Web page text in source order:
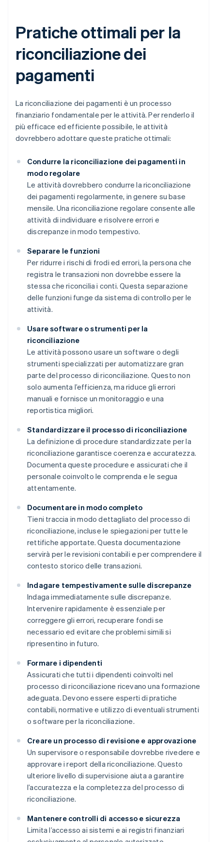
Pratiche ottimali per la
riconciliazione dei
pagamenti
La riconciliazione dei pagamenti è un processo
finanziario fondamentale per le attività. Per renderlo il
più efficace ed efficiente possibile, le attività
dovrebbero adottare queste pratiche ottimali:
Condurre la riconciliazione dei pagamenti in
modo regolare
Le attività dovrebbero condurre la riconciliazione
dei pagamenti regolarmente, in genere su base
mensile. Una riconciliazione regolare consente alle
attività di individuare e risolvere errori e
discrepanze in modo tempestivo.
Separare le funzioni
Per ridurre i rischi di frodi ed errori, la persona che
registra le transazioni non dovrebbe essere la
stessa che riconcilia i conti. Questa separazione
delle funzioni funge da sistema di controllo per le
attività.
Usare software o strumenti per la
riconciliazione
Le attività possono usare un software o degli
strumenti specializzati per automatizzare gran
parte del processo di riconciliazione. Questo non
solo aumenta l’efficienza, ma riduce gli errori
manuali e fornisce un monitoraggio e una
reportistica migliori.
Standardizzare il processo di riconciliazione
La definizione di procedure standardizzate per la
riconciliazione garantisce coerenza e accuratezza.
Documenta queste procedure e assicurati che il
personale coinvolto le comprenda e le segua
attentamente.
Documentare in modo completo
Tieni traccia in modo dettagliato del processo di
riconciliazione, incluse le spiegazioni per tutte le
rettifiche apportate. Questa documentazione
servirà per le revisioni contabili e per comprendere il
contesto storico delle transazioni.
Indagare tempestivamente sulle discrepanze
Indaga immediatamente sulle discrepanze.
Intervenire rapidamente è essenziale per
correggere gli errori, recuperare fondi se
necessario ed evitare che problemi simili si
ripresentino in futuro.
Formare i dipendenti
Assicurati che tutti i dipendenti coinvolti nel
processo di riconciliazione ricevano una formazione
adeguata. Devono essere esperti di pratiche
contabili, normative e utilizzo di eventuali strumenti
o software per la riconciliazione.
Creare un processo di revisione e approvazione
Un supervisore o responsabile dovrebbe rivedere e
approvare i report della riconciliazione. Questo
ulteriore livello di supervisione aiuta a garantire
l’accuratezza e la completezza del processo di
riconciliazione.
Mantenere controlli di accesso e sicurezza
Limita l’accesso ai sistemi e ai registri finanziari